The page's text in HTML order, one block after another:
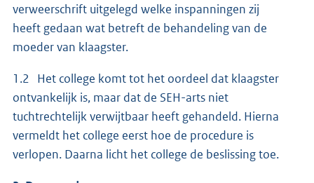
verweerschrift uitgelegd welke inspanningen zij
heeft gedaan wat betreft de behandeling van de
moeder van klaagster.
1.2 Het college komt tot het oordeel dat klaagster
ontvankelijk is, maar dat de SEH-arts niet
tuchtrechtelijk verwijtbaar heeft gehandeld. Hierna
vermeldt het college eerst hoe de procedure is
verlopen. Daarna licht het college de beslissing toe.